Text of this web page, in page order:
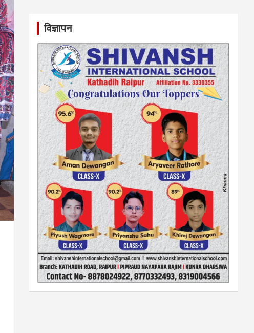
विज्ञापन